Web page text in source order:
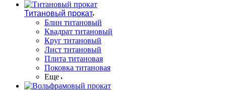
Титановый прокат
Блин титановый
Квадрат титановый
Круг титановый
Лист титановый
Плита титановая
Поковка титановая
Еще